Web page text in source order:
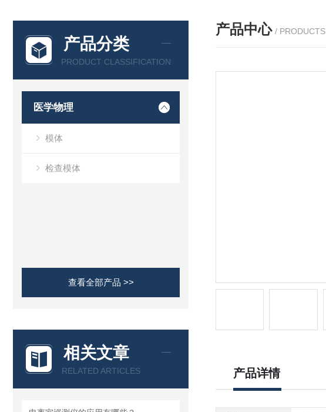
产品分类
PRODUCT CLASSIFICATION
医学物理
模体
检查模体
查看全部产品 >>
相关文章
RELATED ARTICLES
产品中心 / PRODUCTS
产品详情